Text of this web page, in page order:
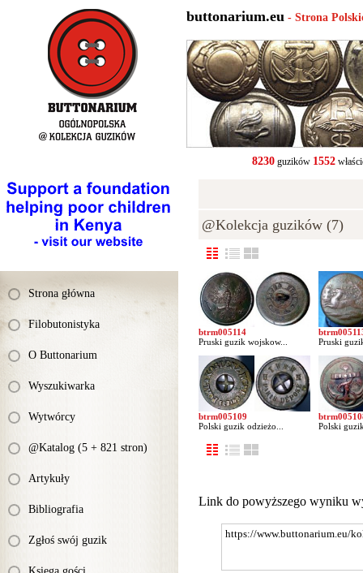
Strona główna
Filobutonistyka
O Buttonarium
Wyszukiwarka
Wytwórcy
@Katalog (5 + 821 stron)
Artykuły
Bibliografia
Zgłoś swój guzik
buttonarium.eu - Strona
8230guzików 1552
@Kolekcja guzików (7)
btrm005114
Pruski guzik wojskow...
Pruski
btrm005109
Polski guzik odzieżo...
Polski
Link do powyższego wyniku